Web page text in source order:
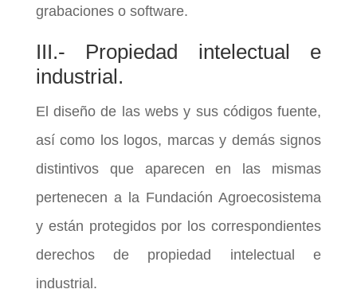
grabaciones o software.
III.- Propiedad intelectual e
industrial.
El diseño de las webs y sus códigos fuente,
así como los logos, marcas y demás signos
distintivos que aparecen en las mismas
pertenecen a la Fundación Agroecosistema
y están protegidos por los correspondientes
derechos de propiedad intelectual e
industrial.